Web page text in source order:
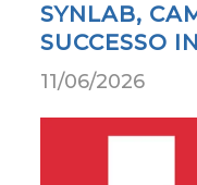
SYNLAB,
SUCCESSO
11/06/2026